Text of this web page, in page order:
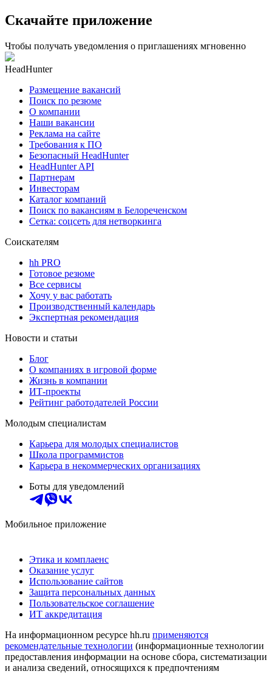
Скачайте приложение
Чтобы получать уведомления о приглашениях мгновенно
HeadHunter
Размещение вакансий
Поиск по резюме
О компании
Наши вакансии
Реклама на сайте
Требования к ПО
Безопасный HeadHunter
HeadHunter API
Партнерам
Инвесторам
Каталог компаний
Поиск по вакансиям в Белореченском
Сетка: соцсеть для нетворкинга
Соискателям
hh PRO
Готовое резюме
Все сервисы
Хочу у вас работать
Производственный календарь
Экспертная рекомендация
Новости и статьи
Блог
О компаниях в игровой форме
Жизнь в компании
ИТ-проекты
Рейтинг работодателей России
Молодым специалистам
Карьера для молодых специалистов
Школа программистов
Карьера в некоммерческих организациях
Боты для уведомлений
Мобильное приложение
Этика и комплаенс
Оказание услуг
Использование сайтов
Защита персональных данных
Пользовательское соглашение
ИТ аккредитация
На информационном ресурсе hh.ru применяются
рекомендательные технологии (информационные технологии
предоставления информации на основе сбора, систематизации
и анализа сведений, относящихся к предпочтениям